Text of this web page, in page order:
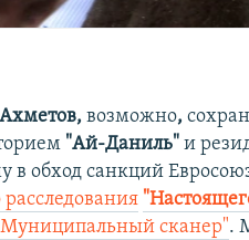
возможно,
"Ай-Даниль" и
в обход санкций
сканер".